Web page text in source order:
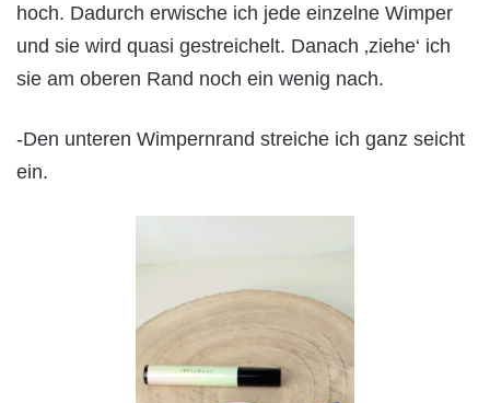
hoch. Dadurch erwische ich jede einzelne Wimper
und sie wird quasi gestreichelt. Danach ‚ziehe‘ ich
sie am oberen Rand noch ein wenig nach.
-Den unteren Wimpernrand streiche ich ganz seicht
ein.